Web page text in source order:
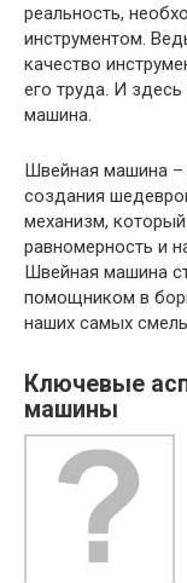
реальность,
инструментом.
качество
его труда. И
машина.
Швейная машина –
создания
механизм,
равномерность и
Швейная машина
помощником в
наших самых
Ключевые
машины